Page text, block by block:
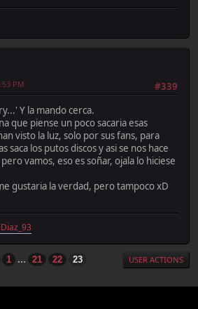
#339
PM
Y la mando cerca.
que piense un poco sacaria esas
visto la luz, solo por sus fans, para
los putos discos y asi se nos hace
vamos, eso es soñar, ojala lo hiciese
gustaria la verdad, pero tampoco xD
1 ... 21 22 23 USER ACTIONS